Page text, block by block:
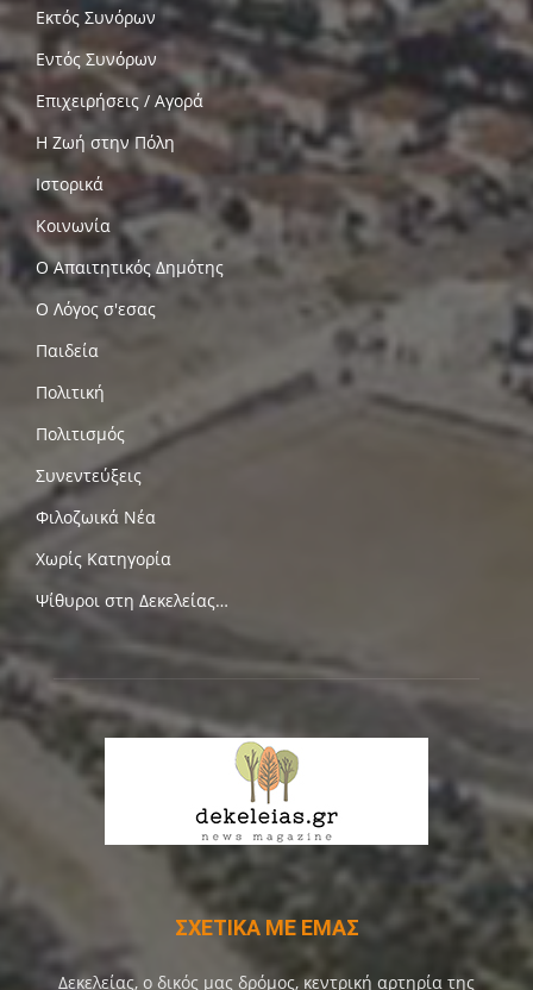
Εκτός Συνόρων
Εντός Συνόρων
Επιχειρήσεις / Αγορά
Η Ζωή στην Πόλη
Ιστορικά
Κοινωνία
Ο Απαιτητικός Δημότης
Ο Λόγος σ'εσας
Παιδεία
Πολιτική
Πολιτισμός
Συνεντεύξεις
Φιλοζωικά Νέα
Χωρίς Κατηγορία
Ψίθυροι στη Δεκελείας…
ΣΧΕΤΙΚΑ ΜΕ ΕΜΑΣ
Δεκελείας, ο δικός μας δρόμος, κεντρική αρτηρία της